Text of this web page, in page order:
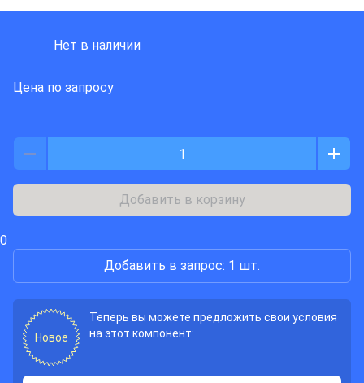
Нет в наличии
Цена по запросу
Добавить в корзину
0
Добавить в запрос: 1 шт.
Новое
Теперь вы можете предложить свои условия
на этот компонент: